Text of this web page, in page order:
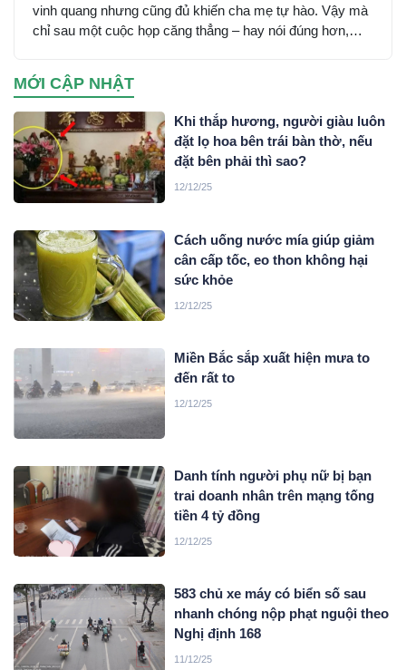
vinh quang nhưng cũng đủ khiến cha mẹ tự hào. Vậy mà
chỉ sau một cuộc họp căng thẳng – hay nói đúng hơn,
MỚI CẬP NHẬT
Khi thắp hương, người giàu luôn
đặt lọ hoa bên trái bàn thờ, nếu
đặt bên phải thì sao?
12/12/25
Cách uống nước mía giúp giảm
cân cấp tốc, eo thon không hại
sức khỏe
12/12/25
Miền Bắc sắp xuất hiện mưa to
đến rất to
12/12/25
Danh tính người phụ nữ bị bạn
trai doanh nhân trên mạng tống
tiền 4 tỷ đồng
12/12/25
583 chủ xe máy có biển số sau
nhanh chóng nộp phạt nguội theo
Nghị định 168
11/12/25